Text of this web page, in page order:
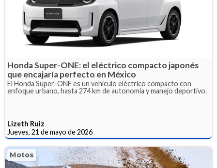
Honda Super-ONE: el eléctrico compacto japonés
que encajaría perfecto en México
El Honda Super-ONE es un vehículo eléctrico compacto con
enfoque urbano, hasta 274 km de autonomía y manejo deportivo.
Lizeth Ruiz
Jueves, 21 de mayo de 2026
Motos